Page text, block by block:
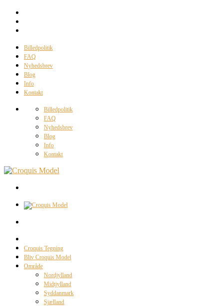
Billedpolitik
FAQ
Nyhedsbrev
Blog
Info
Kontakt
Billedpolitik
FAQ
Nyhedsbrev
Blog
Info
Kontakt
Croquis Tegning
Bliv Croquis Model
Område
Nordjylland
Midtjylland
Syddanmark
Sjælland